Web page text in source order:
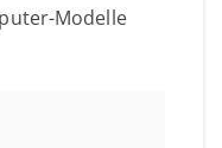
Modelle